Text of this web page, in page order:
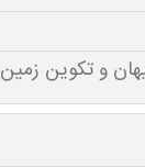
و تکوین زمین